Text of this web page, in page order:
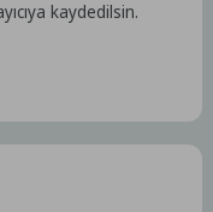
kaydedilsin.